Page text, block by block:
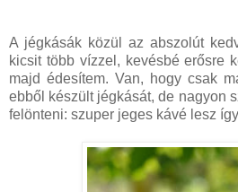
A jégkásák közül az abszolút
kicsit több vízzel, kevésbé erősre
majd édesítem. Van, hogy csak
ebből készült jégkását, de nagyon
felönteni: szuper jeges kávé lesz